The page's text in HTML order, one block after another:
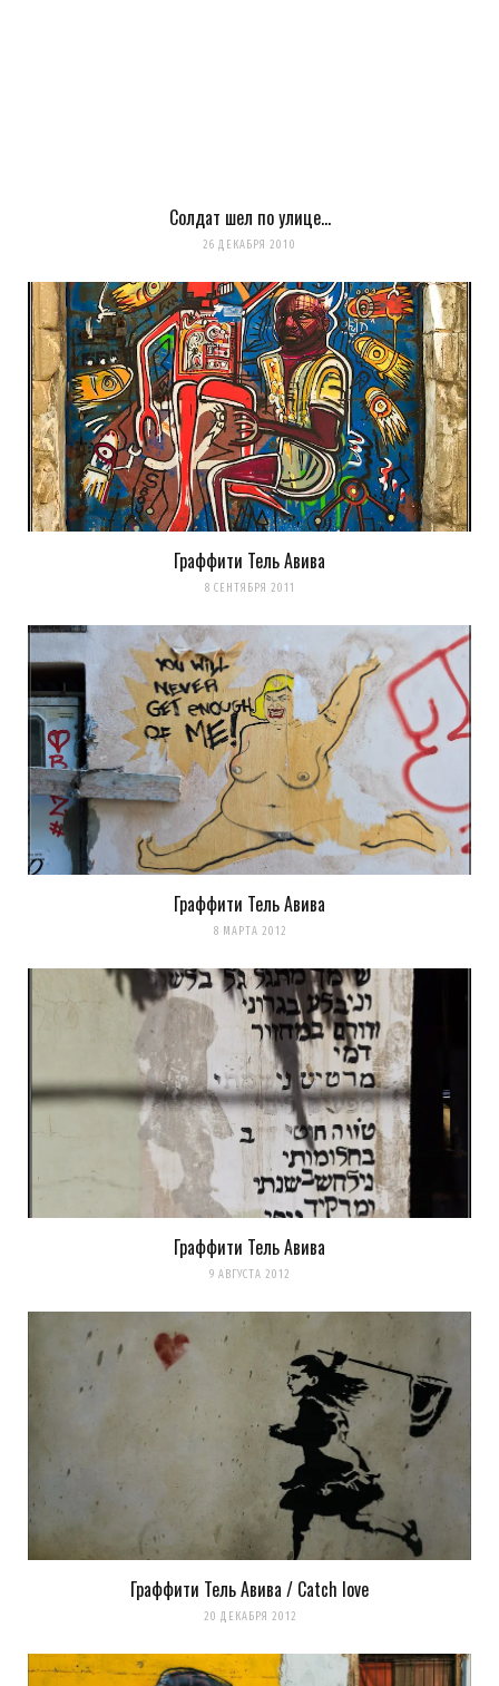
Сохранить моё имя, email и адрес сайта в этом браузере для
Уведомить меня о новых комментариях по email.
Уведомлять меня о новых записях почтой.
Оповещать о новых
комментариях. А можно простоподписаться на комментарии
Солдат шел по улице…
26 ДЕКАБРЯ 2010
Граффити Тель Авива
8 СЕНТЯБРЯ 2011
Граффити Тель Авива
8 МАРТА 2012
Граффити Тель Авива
9 АВГУСТА 2012
Граффити Тель Авива / Catch love
20 ДЕКАБРЯ 2012